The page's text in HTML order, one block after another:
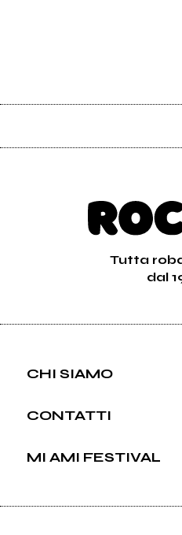
Tutta
dal
CHI SIAMO
CONTATTI
MI AMI FESTIVAL